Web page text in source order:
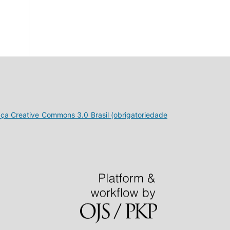
Creative Commons 3.0 Brasil (obrigatoriedade